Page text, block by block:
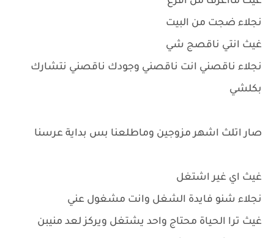
نجلاء ضجت من البيت
غيث انتي ناقصج شي
نجلاء ناقصني انت ناقصني وجودك ناقصني نتشارك
بكلشي
صار اتلث اشهر مزوجين وماطلعنا بس بداية عرسنا
غيث اي غير اشتغل
نجلاء شنو فايدة الشغل وانت مشغول عني
غيث ترا الحياة محتاج واحد يشتغل ويركز لعد منيبن